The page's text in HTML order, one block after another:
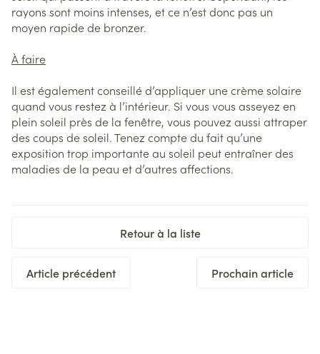
rayons sont moins intenses, et ce n’est donc pas un
moyen rapide de bronzer.
À faire
Il est également conseillé d’appliquer une crème solaire
quand vous restez à l’intérieur. Si vous vous asseyez en
plein soleil près de la fenêtre, vous pouvez aussi attraper
des coups de soleil. Tenez compte du fait qu’une
exposition trop importante au soleil peut entraîner des
maladies de la peau et d’autres affections.
Retour à la liste
Article précédent Prochain article